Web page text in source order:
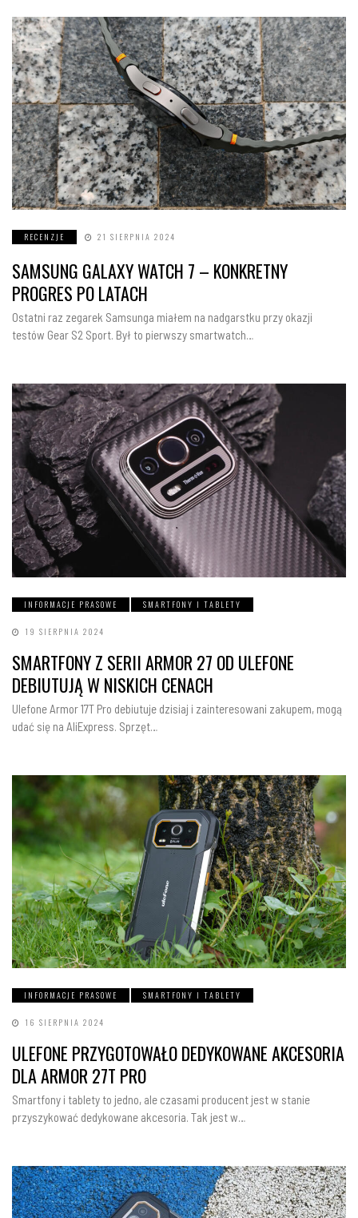
RECENZJE 21 SIERPNIA 2024
SAMSUNG GALAXY WATCH 7 – KONKRETNY
PROGRES PO LATACH
Ostatni raz zegarek Samsunga miałem na nadgarstku przy okazji
testów Gear S2 Sport. Był to pierwszy smartwatch…
INFORMACJE PRASOWE SMARTFONY I TABLETY
19 SIERPNIA 2024
SMARTFONY Z SERII ARMOR 27 OD ULEFONE
DEBIUTUJĄ W NISKICH CENACH
Ulefone Armor 17T Pro debiutuje dzisiaj i zainteresowani zakupem, mogą
udać się na AliExpress. Sprzęt…
INFORMACJE PRASOWE SMARTFONY I TABLETY
16 SIERPNIA 2024
ULEFONE PRZYGOTOWAŁO DEDYKOWANE AKCESORIA
DLA ARMOR 27T PRO
Smartfony i tablety to jedno, ale czasami producent jest w stanie
przyszykować dedykowane akcesoria. Tak jest w…